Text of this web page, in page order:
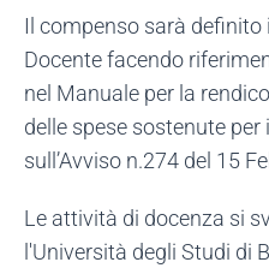
Il compenso sarà definito
Docente facendo
nel Manuale per la
delle spese sostenute per
sull’Avviso n.274 del 15
Le attività di docenza si
l'Università degli Studi di